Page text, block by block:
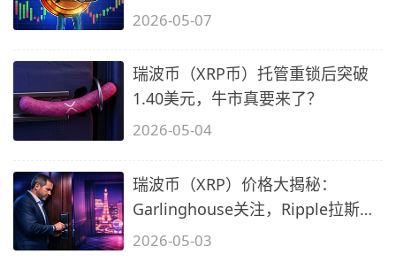
2026-05-07
瑞波币（XRP币）托管重锁后突破
1.40美元，牛市真要来了？
2026-05-04
瑞波币（XRP）价格大揭秘：
Garlinghouse关注，Ripple拉斯维
加斯举动影
2026-05-03